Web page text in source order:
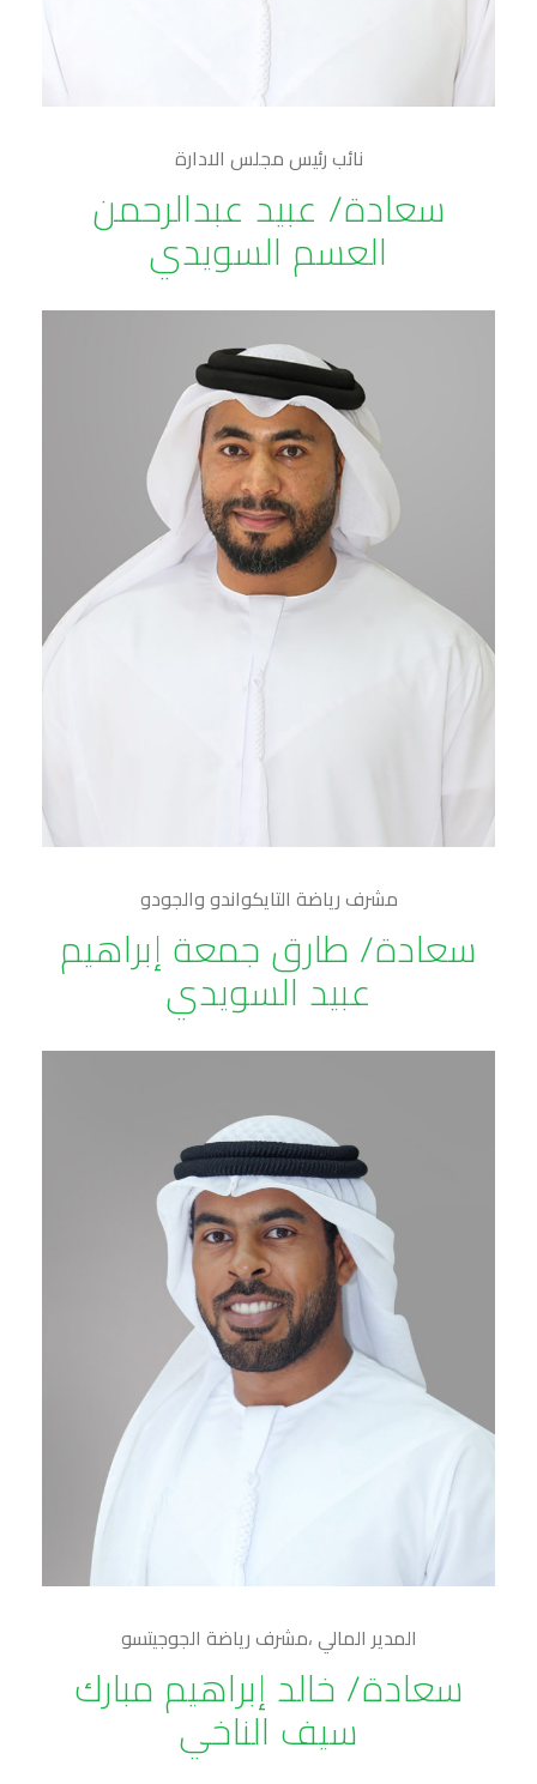
نائب رئيس مجلس الادارة
سعادة/ عبيد عبدالرحمن
العسم السويدي
مشرف رياضة التايكواندو والجودو
سعادة/ طارق جمعة إبراهيم
عبيد السويدي
المدير المالي ،مشرف رياضة الجوجيتسو
سعادة/ خالد إبراهيم مبارك
سيف الناخي